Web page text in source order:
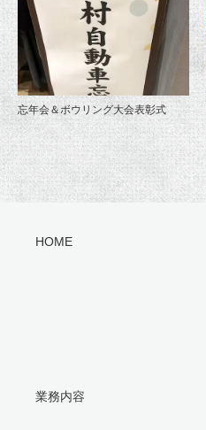
忘年会＆ボウリング大会表彰式
HOME
業務内容